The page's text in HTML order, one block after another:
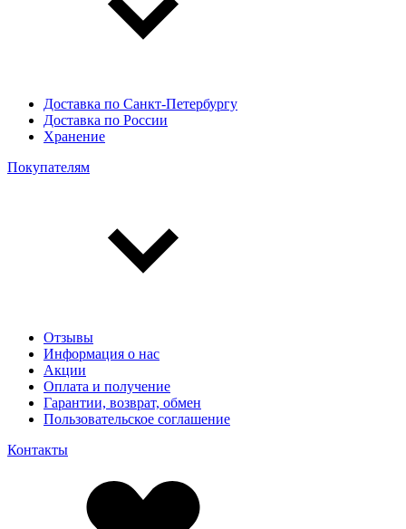
Доставка по Санкт-Петербургу
Доставка по России
Хранение
Покупателям
Отзывы
Информация о нас
Акции
Оплата и получение
Гарантии, возврат, обмен
Пользовательское соглашение
Контакты